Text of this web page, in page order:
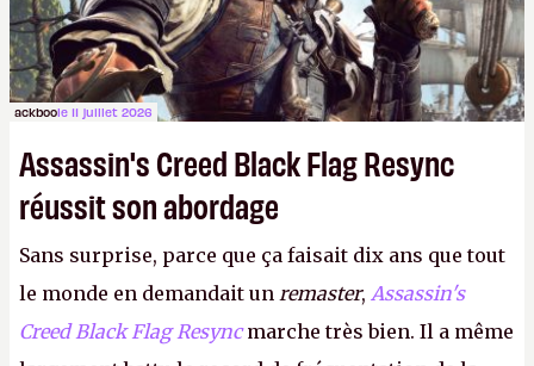
ackboole 11 juillet 2026
Assassin's Creed Black Flag Resync
réussit son abordage
Sans surprise, parce que ça faisait dix ans que tout
le monde en demandait un remaster, Assassin's
Creed Black Flag Resyncmarche très bien. Il a même